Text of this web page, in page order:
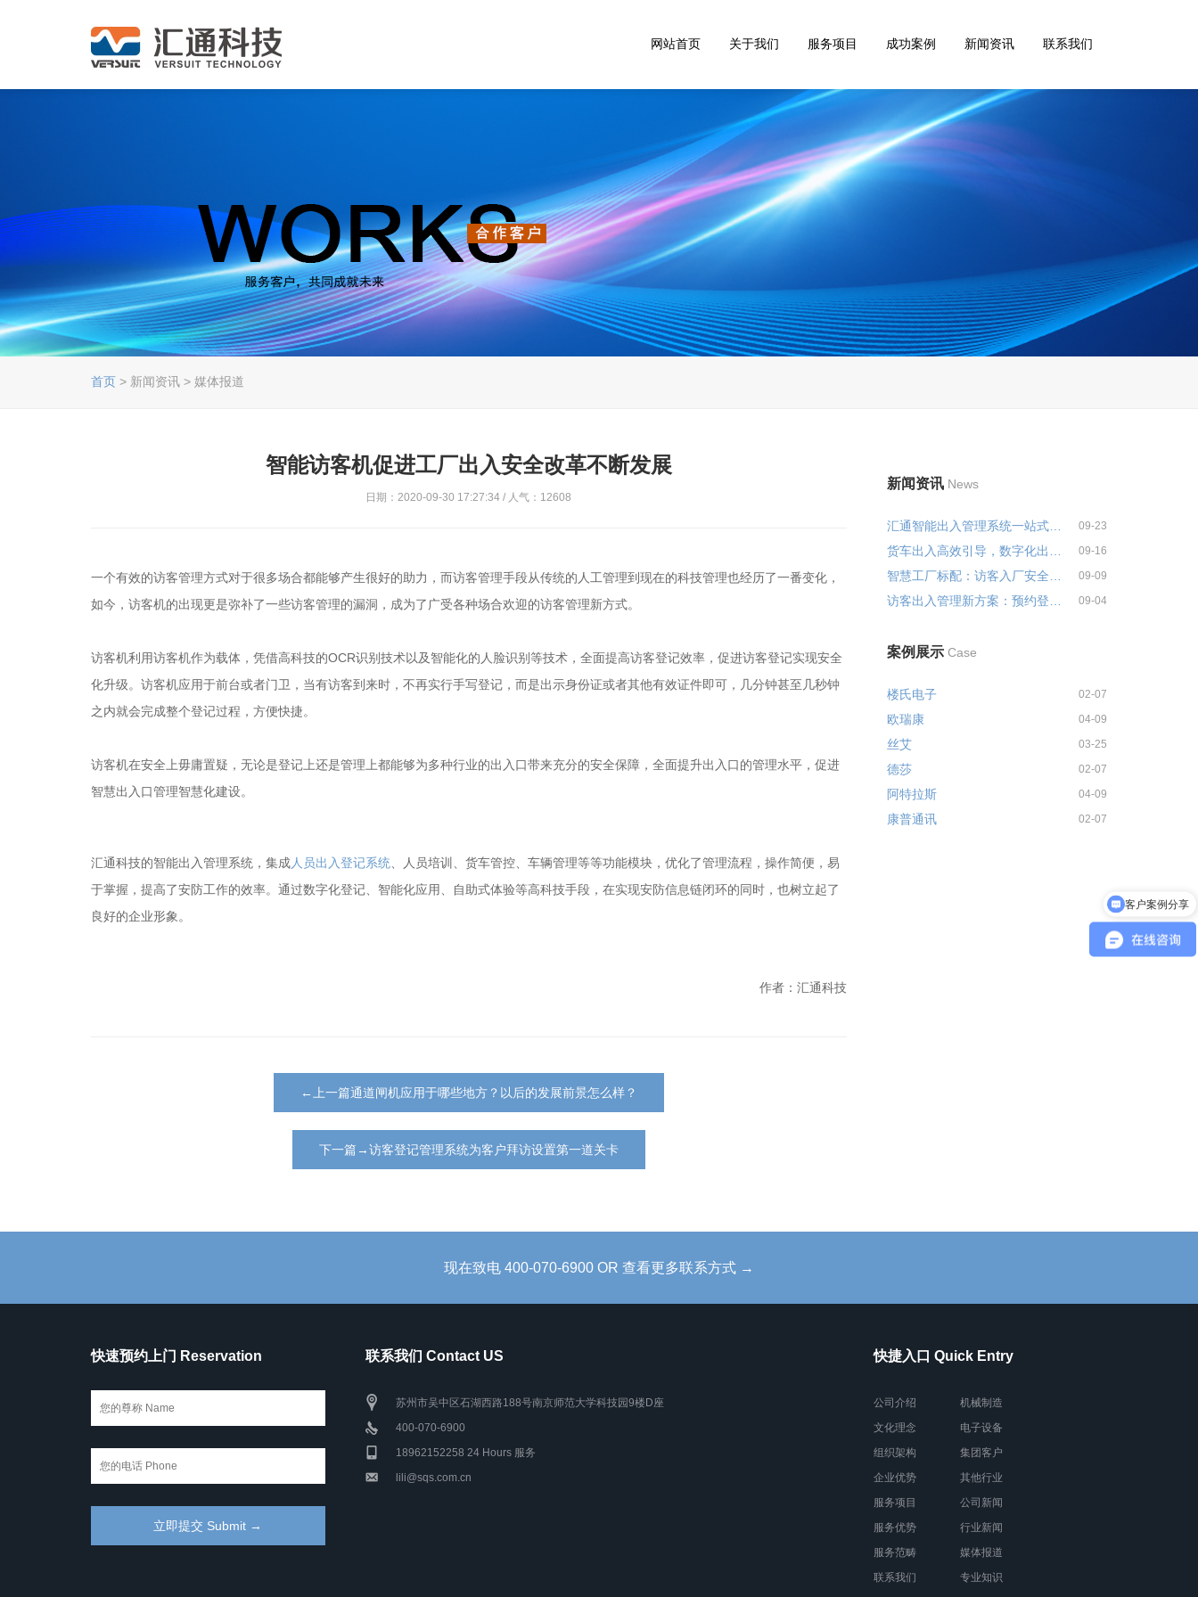
网站首页 关于我们 服务项目 成功案例 新闻资讯 联系我们
首页 > 新闻资讯 > 媒体报道
智能访客机促进工厂出入安全改革不断发展
日期：2020-09-30 17:27:34 / 人气：12608
一个有效的访客管理方式对于很多场合都能够产生很好的助力，而访客管理手段从传统的人工管理到现在的科技管理也经历了一番变化，
如今，访客机的出现更是弥补了一些访客管理的漏洞，成为了广受各种场合欢迎的访客管理新方式。
访客机利用访客机作为载体，凭借高科技的OCR识别技术以及智能化的人脸识别等技术，全面提高访客登记效率，促进访客登记实现安全
化升级。访客机应用于前台或者门卫，当有访客到来时，不再实行手写登记，而是出示身份证或者其他有效证件即可，几分钟甚至几秒钟
之内就会完成整个登记过程，方便快捷。
访客机在安全上毋庸置疑，无论是登记上还是管理上都能够为多种行业的出入口带来充分的安全保障，全面提升出入口的管理水平，促进
智慧出入口管理智慧化建设。
汇通科技的智能出入管理系统，集成人员出入登记系统 、人员培训、货车管控、车辆管理等等功能模块，优化了管理流程，操作简便，易
于掌握，提高了安防工作的效率。通过数字化登记、智能化应用、自助式体验等高科技手段，在实现安防信息链闭环的同时，也树立起了
良好的企业形象。
作者：汇通科技
←上一篇通道闸机应用于哪些地方？以后的发展前景怎么样？
下一篇→访客登记管理系统为客户拜访设置第一道关卡
新闻资讯 News
汇通智能出入管理系统一站式解决... 09-23
09-16
09-09
09-04
案例展示 Case
楼氏电子 02-07
欧瑞康 04-09
丝艾 03-25
德莎 02-07
阿特拉斯 04-09
康普通讯 02-07
现在致电 400-070-6900 OR 查看更多联系方式 →
快速预约上门 Reservation 联系我们 Contact US
苏州市吴中区石湖西路188号南京师范大学科技园9楼D座
400-070-6900
18962152258 24 Hours 服务
lili@sqs.com.cn
快捷入口 Quick Entry
公司介绍
文化理念
组织架构
企业优势
服务项目
服务优势
服务范畴
联系我们
机械制造
电子设备
集团客户
其他行业
公司新闻
行业新闻
媒体报道
专业知识
客户案例分享